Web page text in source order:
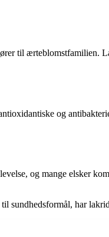
til ærteblomstfamilien.
og
og mange elsker
sundhedsformål, har